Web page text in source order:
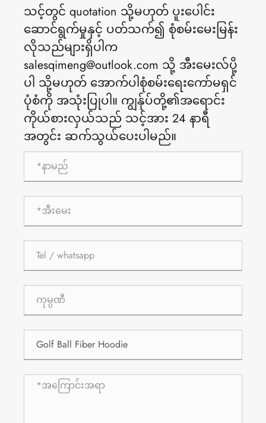
သင့်တွင် quotation သို့မဟုတ် ပူးပေါင်း
ဆောင်ရွက်မှုနှင့် ပတ်သက်၍ စုံစမ်းမေးမြန်း
လိုသည်များရှိပါက
salesqimeng@outlook.com သို့ အီးမေးလ်ပို့
ပါ သို့မဟုတ် အောက်ပါစုံစမ်းရေးကော်မရှင်
ပုံစံကို အသုံးပြုပါ။ ကျွန်ုပ်တို့၏အရောင်း
ကိုယ်စားလှယ်သည် သင့်အား 24 နာရီ
အတွင်း ဆက်သွယ်ပေးပါမည်။